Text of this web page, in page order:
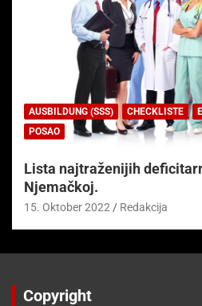
AUSBILDUNG (SSS) CHECKLISTE
POSAO
Lista najtraženijih
Njemačkoj.
15. Oktober 2022 Redakcija
Copyright